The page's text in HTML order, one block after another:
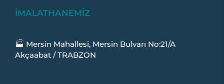
İMALATHANEMİZ
🏭 Mersin Mahallesi, Mersin Bulvarı No:21/A
Akçaabat / TRABZON